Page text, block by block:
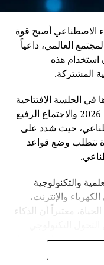
الاصطناعي أصبح قوة
العالمي، داعياً
استخدام هذه
المشتركة.
في الجلسة الافتتاحية
للمؤتمر العالمي للذكاء الاصطناعي لعام 2026 والاجتماع الرفيع
حيث شدد على
تتطلب وضع قواعد
والتكنولوجية
والإنترنت،
معتبراً أن الذكاء
نفسه تحديات مرتبطة